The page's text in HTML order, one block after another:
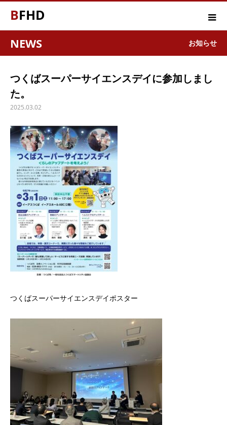
BFHD
NEWS お知らせ
つくばスーパーサイエンスデイに参加しまし
た。
2025.03.02
つくばスーパーサイエンスデイポスター